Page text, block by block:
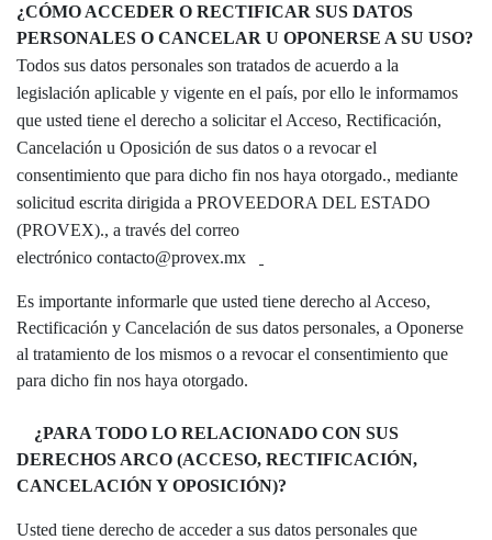
¿CÓMO ACCEDER O RECTIFICAR SUS DATOS
PERSONALES O CANCELAR U OPONERSE A SU USO?
Todos sus datos personales son tratados de acuerdo a la
legislación aplicable y vigente en el país, por ello le informamos
que usted tiene el derecho a solicitar el Acceso, Rectificación,
Cancelación u Oposición de sus datos o a revocar el
consentimiento que para dicho fin nos haya otorgado., mediante
solicitud escrita dirigida a PROVEEDORA DEL ESTADO
(PROVEX)., a través del correo
electrónico contacto@provex.mx
Es importante informarle que usted tiene derecho al Acceso,
Rectificación y Cancelación de sus datos personales, a Oponerse
al tratamiento de los mismos o a revocar el consentimiento que
para dicho fin nos haya otorgado.
¿PARA TODO LO RELACIONADO CON SUS
DERECHOS ARCO (ACCESO, RECTIFICACIÓN,
CANCELACIÓN Y OPOSICIÓN)?
Usted tiene derecho de acceder a sus datos personales que